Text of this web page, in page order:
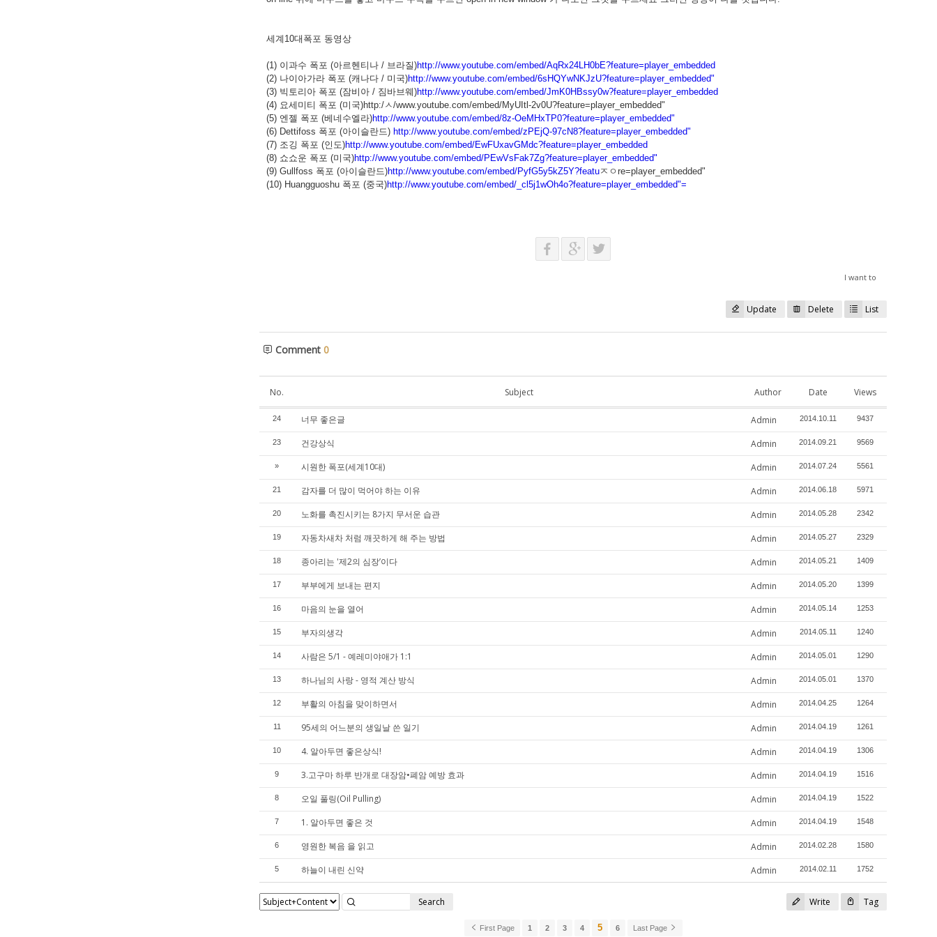
세계10대폭포 동영상
(1) 이과수 폭포 (아르헨티나 / 브라질)http://www.youtube.com/embed/AqRx24LH0bE?feature=player_embedded
(2) 나이아가라 폭포 (캐나다 / 미국)http://www.youtube.com/embed/6sHQYwNKJzU?feature=player_embedded"
(3) 빅토리아 폭포 (잠비아 / 짐바브웨)http://www.youtube.com/embed/JmK0HBssy0w?feature=player_embedded
(4) 요세미티 폭포 (미국)http:/ㅅ/www.youtube.com/embed/MyUItl-2v0U?feature=player_embedded"
(5) 엔젤 폭포 (베네수엘라)http://www.youtube.com/embed/8z-OeMHxTP0?feature=player_embedded"
(6) Dettifoss 폭포 (아이슬란드) http://www.youtube.com/embed/zPEjQ-97cN8?feature=player_embedded"
(7) 조깅 폭포 (인도)http://www.youtube.com/embed/EwFUxavGMdc?feature=player_embedded
(8) 쇼쇼운 폭포 (미국)http://www.youtube.com/embed/PEwVsFak7Zg?feature=player_embedded"
(9) Gullfoss 폭포 (아이슬란드)http://www.youtube.com/embed/PyfG5y5kZ5Y?featuㅈㅇre=player_embedded"
(10) Huangguoshu 폭포 (중국)http://www.youtube.com/embed/_cl5j1wOh4o?feature=player_embedded"=
I want to
Update Delete List
Comment 0
No. Subject Author Date Views
24 너무 좋은글 Admin 2014.10.11 9437
23 건강상식 Admin 2014.09.21 9569
» 시원한 폭포(세계10대) Admin 2014.07.24 5561
21 감자를 더 많이 먹어야 하는 이유 Admin 2014.06.18 5971
20 노화를 촉진시키는 8가지 무서운 습관 Admin 2014.05.28 2342
19 자동차새차 처럼 깨끗하게 해 주는 방법 Admin 2014.05.27 2329
18 종아리는 '제2의 심장’이다 Admin 2014.05.21 1409
17 부부에게 보내는 편지 Admin 2014.05.20 1399
16 마음의 눈을 열어 Admin 2014.05.14 1253
15 부자의생각 Admin 2014.05.11 1240
14 사람은 5/1 - 예레미야애가 1:1 Admin 2014.05.01 1290
13 하나님의 사랑 - 영적 계산 방식 Admin 2014.05.01 1370
12 부활의 아침을 맞이하면서 Admin 2014.04.25 1264
11 95세의 어느분의 생일날 쓴 일기 Admin 2014.04.19 1261
10 4. 알아두면 좋은상식! Admin 2014.04.19 1306
9 3.고구마 하루 반개로 대장암•폐암 예방 효과 Admin 2014.04.19 1516
8 오일 풀링(Oil Pulling) Admin 2014.04.19 1522
7 1. 알아두면 좋은 것 Admin 2014.04.19 1548
6 영원한 복음 을 읽고 Admin 2014.02.28 1580
5 하늘이 내린 신약 Admin 2014.02.11 1752
Write Tag
Search
First Page 1 2 3 4 5 6 Last Page